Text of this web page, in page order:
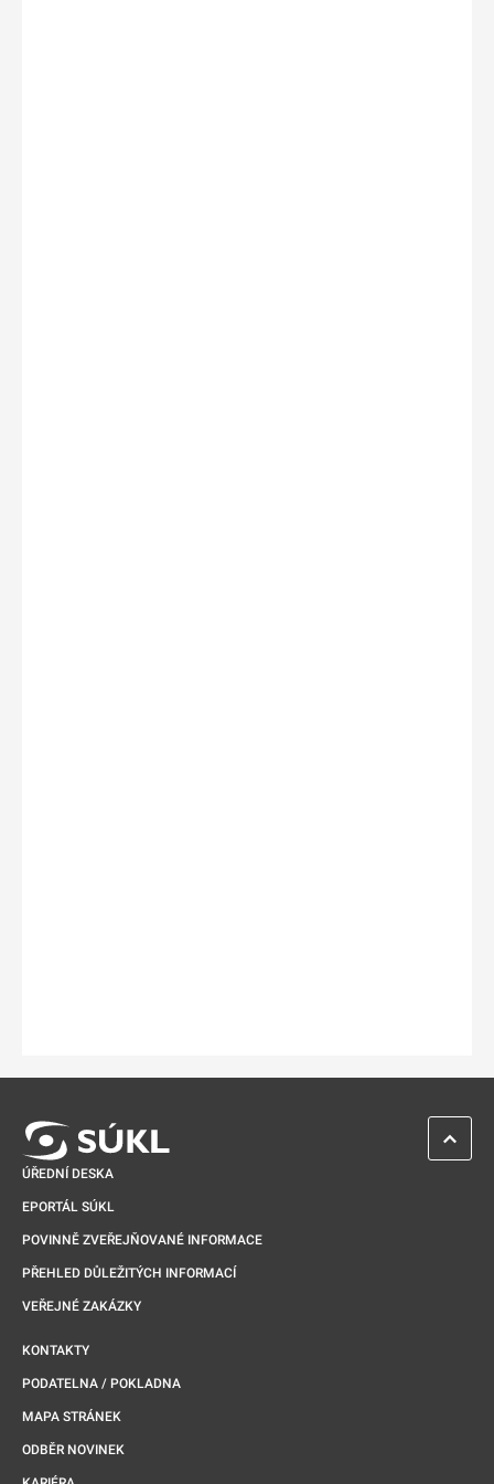
ÚŘEDNÍ DESKA
EPORTÁL SÚKL
POVINNĚ ZVEŘEJŇOVANÉ INFORMACE
PŘEHLED DŮLEŽITÝCH INFORMACÍ
VEŘEJNÉ ZAKÁZKY
KONTAKTY
PODATELNA / POKLADNA
MAPA STRÁNEK
ODBĚR NOVINEK
ZPĚT